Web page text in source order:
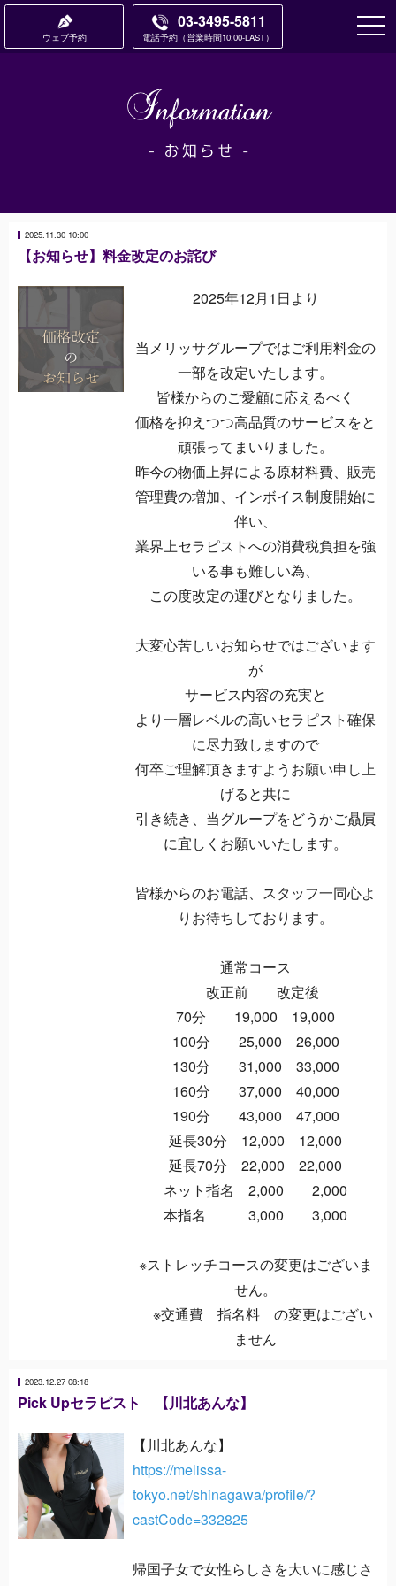
ウェブ予約 電話予約
03-3495-5811
営業時間10:00-LAST
2025.11.30 10:00
【お知らせ】料金改定のお詫び
2025年12月1日より
当メリッサグループではご利用料金の
一部を改定いたします。
皆様からのご愛顧に応えるべく
価格を抑えつつ高品質のサービスをと
頑張ってまいりました。
昨今の物価上昇による原材料費、販売
管理費の増加、インボイス制度開始に
伴い、
業界上セラピストへの消費税負担を強
いる事も難しい為、
この度改定の運びとなりました。
大変心苦しいお知らせではございます
が
サービス内容の充実と
より一層レベルの高いセラピスト確保
に尽力致しますので
何卒ご理解頂きますようお願い申し上
げると共に
引き続き、当グループをどうかご贔屓
に宜しくお願いいたします。
皆様からのお電話、スタッフ一同心よ
りお待ちしております。
通常コース
改正前 改定後
70分 19,000 19,000
100分 25,000 26,000
130分 31,000 33,000
160分 37,000 40,000
190分 43,000 47,000
延長30分 12,000 12,000
延長70分 22,000 22,000
ネット指名 2,000 2,000
本指名 3,000 3,000
※ストレッチコースの変更はございま
せん。
※交通費 指名料 の変更はござい
ません
2023.12.27 08:18
Pick Upセラピスト 【川北あんな】
【川北あんな】
https://melissa-
tokyo.net/shinagawa/profile/?
castCode=332825
帰国子女で女性らしさを大いに感じさ